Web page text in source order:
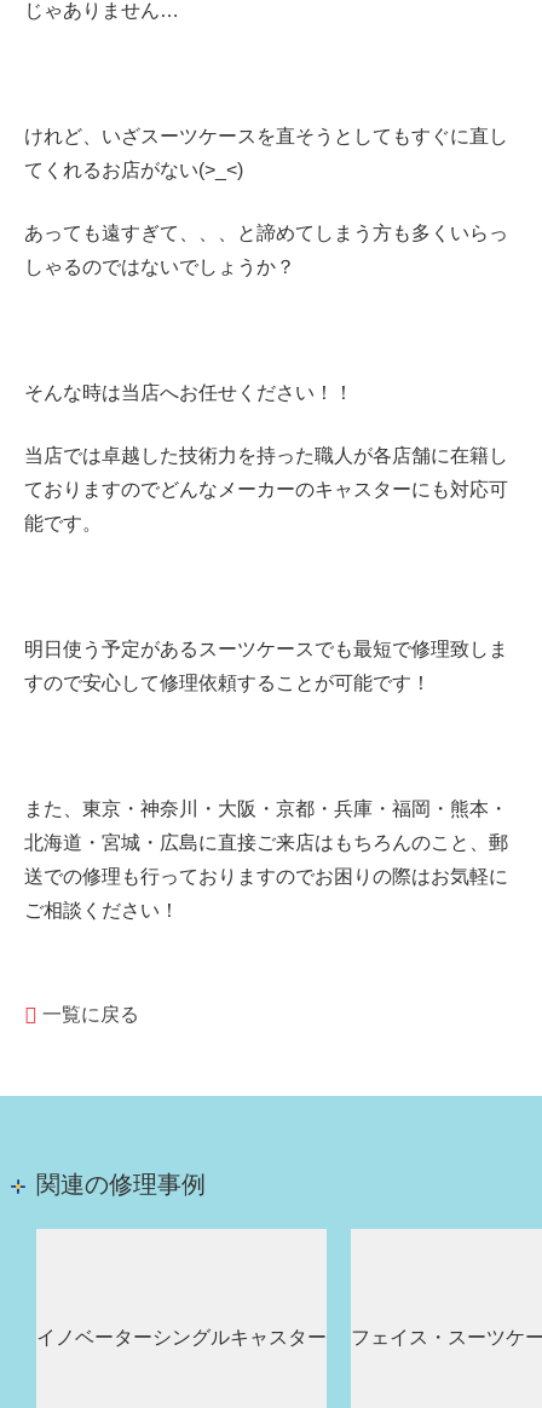
じゃありません…
けれど、いざスーツケースを直そうとしてもすぐに直し
てくれるお店がない(>_<)
あっても遠すぎて、、、と諦めてしまう方も多くいらっ
しゃるのではないでしょうか？
そんな時は当店へお任せください！！
当店では卓越した技術力を持った職人が各店舗に在籍し
ておりますのでどんなメーカーのキャスターにも対応可
能です。
明日使う予定があるスーツケースでも最短で修理致しま
すので安心して修理依頼することが可能です！
また、東京・神奈川・大阪・京都・兵庫・ 福岡・熊本・
北海道・宮城・広島に直接ご来店はもちろんのこと、郵
送での修理も行っておりますのでお困りの際はお気軽に
ご相談ください！
一覧に戻る
関連の修理事例